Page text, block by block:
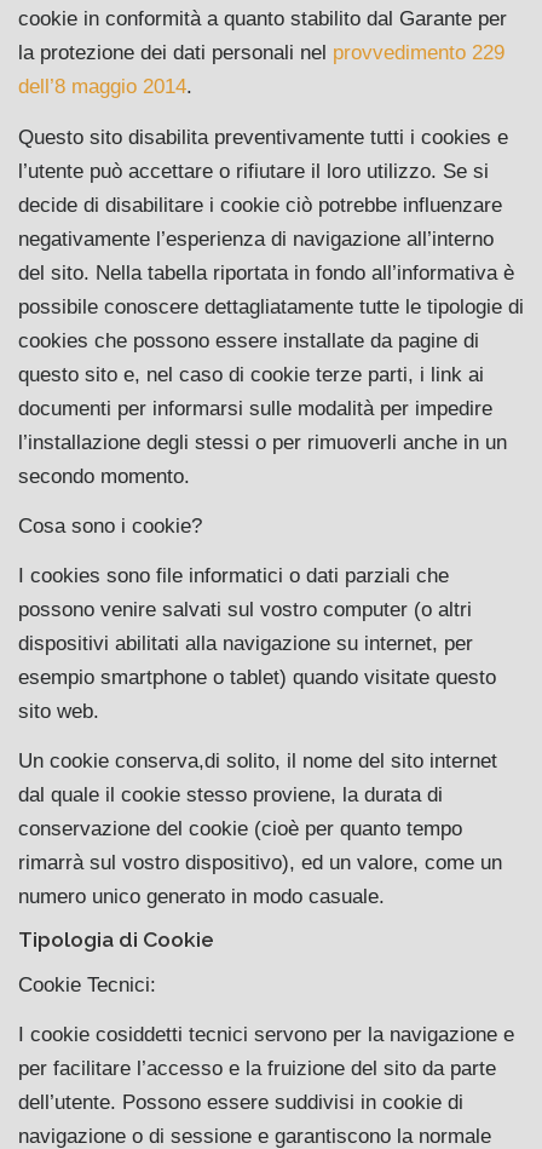
cookie in conformità a quanto stabilito dal Garante per
la protezione dei dati personali nel provvedimento 229
dell’8 maggio 2014.
Questo sito disabilita preventivamente tutti i cookies e
l’utente può accettare o rifiutare il loro utilizzo. Se si
decide di disabilitare i cookie ciò potrebbe influenzare
negativamente l’esperienza di navigazione all’interno
del sito. Nella tabella riportata in fondo all’informativa è
possibile conoscere dettagliatamente tutte le tipologie di
cookies che possono essere installate da pagine di
questo sito e, nel caso di cookie terze parti, i link ai
documenti per informarsi sulle modalità per impedire
l’installazione degli stessi o per rimuoverli anche in un
secondo momento.
Cosa sono i cookie?
I cookies sono file informatici o dati parziali che
possono venire salvati sul vostro computer (o altri
dispositivi abilitati alla navigazione su internet, per
esempio smartphone o tablet) quando visitate questo
sito web.
Un cookie conserva,di solito, il nome del sito internet
dal quale il cookie stesso proviene, la durata di
conservazione del cookie (cioè per quanto tempo
rimarrà sul vostro dispositivo), ed un valore, come un
numero unico generato in modo casuale.
Tipologia di Cookie
Cookie Tecnici:
I cookie cosiddetti tecnici servono per la navigazione e
per facilitare l’accesso e la fruizione del sito da parte
dell’utente. Possono essere suddivisi in cookie di
navigazione o di sessione e garantiscono la normale